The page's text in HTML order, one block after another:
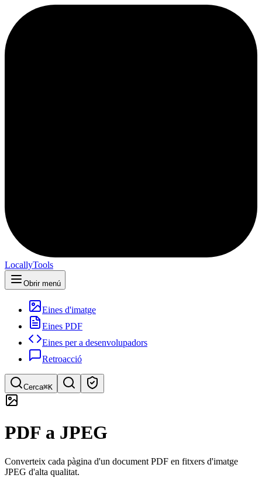
LocallyTools
Obrir menú
Eines d'imatge
Eines PDF
Eines per a desenvolupadors
Retroacció
Cerca⌘K
Cerca ràpida d'eines
PDF a JPEG
Converteix cada pàgina d'un document PDF en fitxers d'imatge
JPEG d'alta qualitat.